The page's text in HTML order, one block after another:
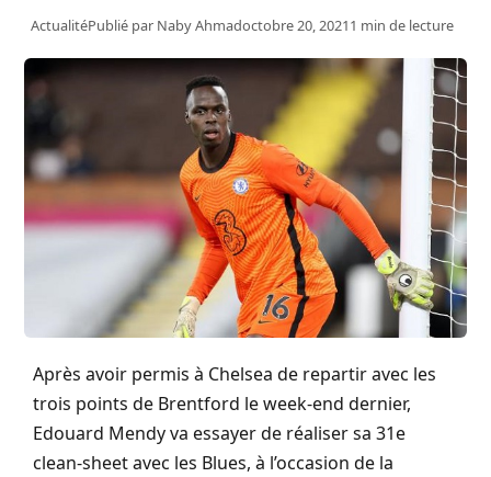
ActualitéPublié par Naby Ahmadoctobre 20, 20211 min de lecture
Après avoir permis à Chelsea de repartir avec les
trois points de Brentford le week-end dernier,
Edouard Mendy va essayer de réaliser sa 31e
clean-sheet avec les Blues, à l’occasion de la